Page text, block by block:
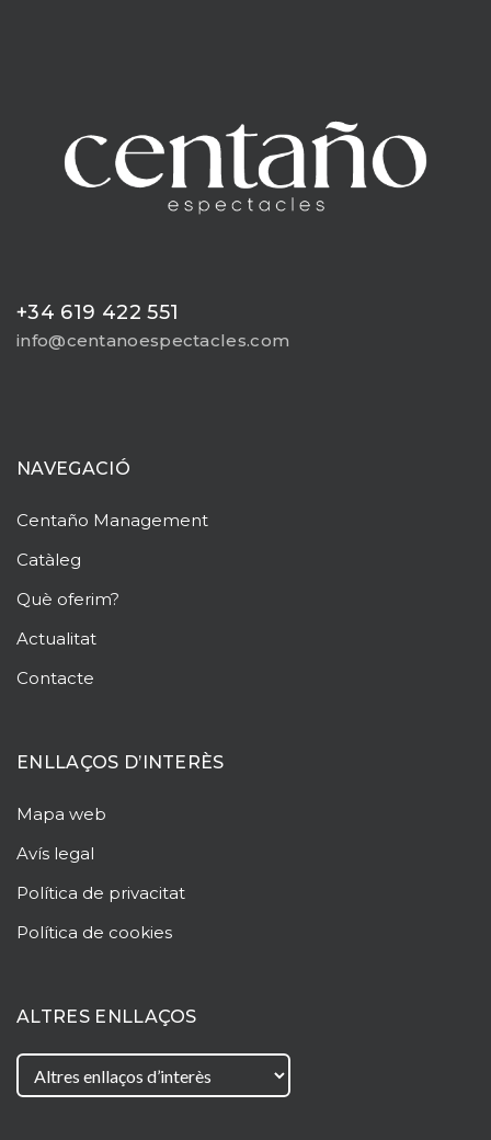
+34 619 422 551
info@centanoespectacles.com
NAVEGACIÓ
Centaño Management
Catàleg
Què oferim?
Actualitat
Contacte
ENLLAÇOS D’INTERÈS
Mapa web
Avís legal
Política de privacitat
Política de cookies
ALTRES ENLLAÇOS